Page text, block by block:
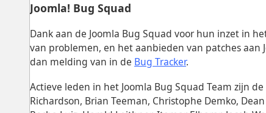
Joomla! Bug Squad
Dank aan de Joomla Bug Squad voor hun inzet in
van problemen, en het aanbieden van patches aan
dan melding van in de Bug Tracker.
Actieve leden in het Joomla Bug Squad Team zijn
Richardson, Brian Teeman, Christophe Demko,